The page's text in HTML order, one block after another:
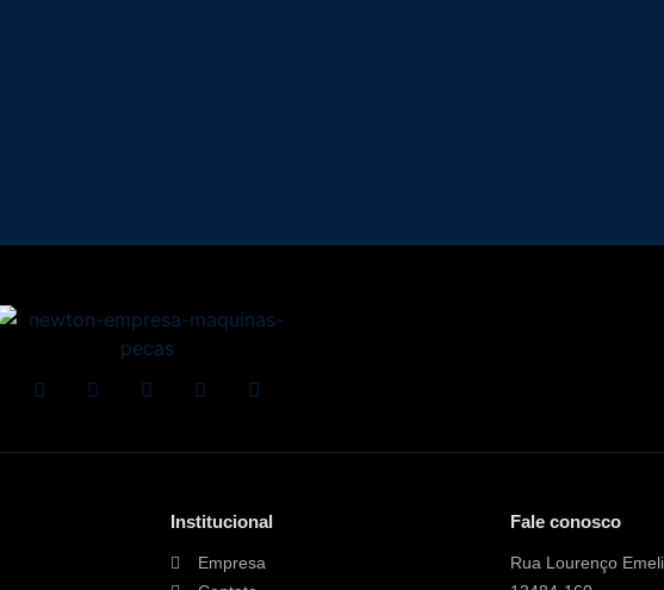
Institucional
Empresa
Fale conosco
Rua Lourenço